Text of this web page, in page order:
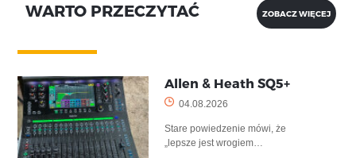
WARTO PRZECZYTAĆ ZOBACZ WIĘCEJ
Allen & Heath SQ5+
04.08.2026
Stare powiedzenie mówi, że
„lepsze jest wrogiem…